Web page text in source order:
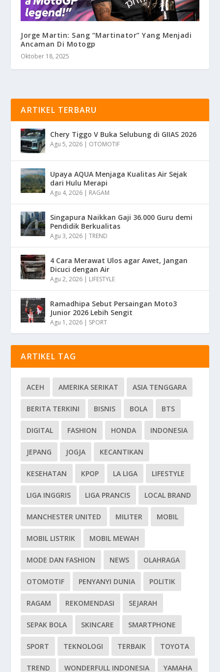
Jorge Martin: Sang “Martinator” Yang Menjadi
Ancaman Di Motogp
Oktober 18, 2025
ARTIKEL TERBARU
Chery Tiggo V Buka Selubung di GIIAS 2026
Agu 5, 2026 | OTOMOTIF
Upaya AQUA Menjaga Kualitas Air Sejak
dari Hulu Merapi
Agu 4, 2026 | RAGAM
Singapura Naikkan Gaji 36.000 Guru demi
Pendidik Berkualitas
Agu 3, 2026 |TREND
4 Cara Merawat Ulos agar Awet, Jangan
Dicuci dengan Air
Agu 2, 2026 | LIFESTYLE
Ramadhipa Sebut Persaingan Moto3
Junior 2026 Lebih Sengit
Agu 1, 2026 | SPORT
ARTIKEL TAG
ACEH AMERIKA SERIKAT ASIA TENGGARA
BERITA TERKINI BISNIS BOLA BTS
DIGITAL FASHION HONDA INDONESIA
JEPANG JOGJA KECANTIKAN
KESEHATAN KPOP LA LIGA LIFESTYLE
LIGA INGGRIS LIGA PRANCIS LOCAL BRAND
MANCHESTER UNITED MILITER MOBIL
MOBIL LISTRIK MOBIL MEWAH
MODE DAN FASHION NEWS OLAHRAGA
OTOMOTIF PENYANYI DUNIA POLITIK
RAGAM REKOMENDASI SEJARAH
SEPAK BOLA SKINCARE SMARTPHONE
SPORT TEKNOLOGI TERBAIK TOYOTA
TREND WONDERFULL INDONESIA YAMAHA